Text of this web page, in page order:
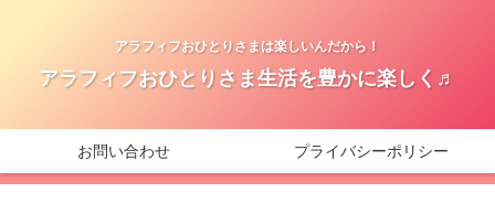
アラフィフおひとりさまは楽しいんだから！
アラフィフおひとりさま生活を豊かに楽しく♬
お問い合わせ プライバシーポリシー